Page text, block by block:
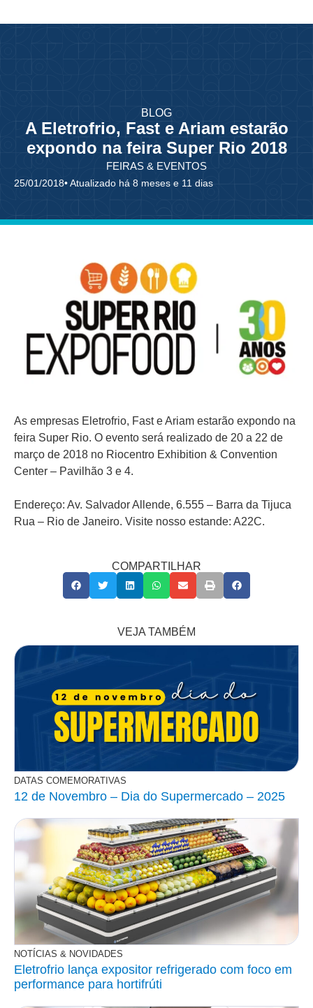
BLOG
A Eletrofrio, Fast e Ariam estarão
expondo na feira Super Rio 2018
FEIRAS & EVENTOS
25/01/2018• Atualizado há 8 meses e 11 dias
As empresas Eletrofrio, Fast e Ariam estarão expondo na
feira Super Rio. O evento será realizado de 20 a 22 de
março de 2018 no Riocentro Exhibition & Convention
Center – Pavilhão 3 e 4.
Endereço: Av. Salvador Allende, 6.555 – Barra da Tijuca
Rua – Rio de Janeiro. Visite nosso estande: A22C.
COMPARTILHAR
VEJA TAMBÉM
DATAS COMEMORATIVAS
12 de Novembro – Dia do Supermercado – 2025
NOTÍCIAS & NOVIDADES
Eletrofrio lança expositor refrigerado com foco em
performance para hortifrúti